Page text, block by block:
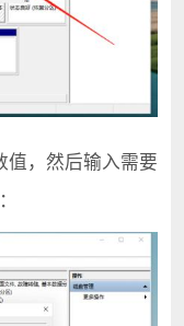
，然后输入需要